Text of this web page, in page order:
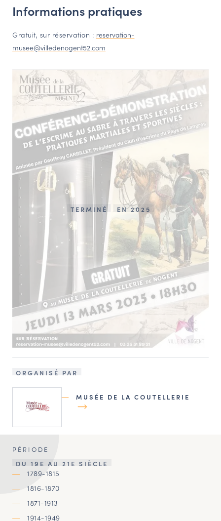
Responsables de structures
Informations pratiques
Gratuit, sur réservation : reservation-
musee@villedenogent52.com
TERMINÉ EN 2025
ORGANISÉ PAR
MUSÉE DE LA COUTELLERIE
PÉRIODE
DU 19E AU 21E SIÈCLE
1789-1815
1816-1870
1871-1913
1914-1949